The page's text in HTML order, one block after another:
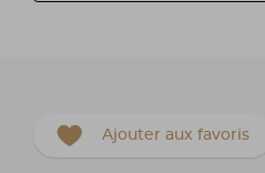
Ajouter aux favoris